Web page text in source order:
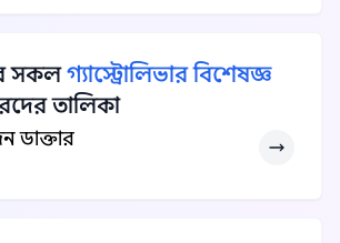
সকলগ্যাস্ট্রোলিভার বিশেষজ্ঞ
তালিকা
ডাক্তার